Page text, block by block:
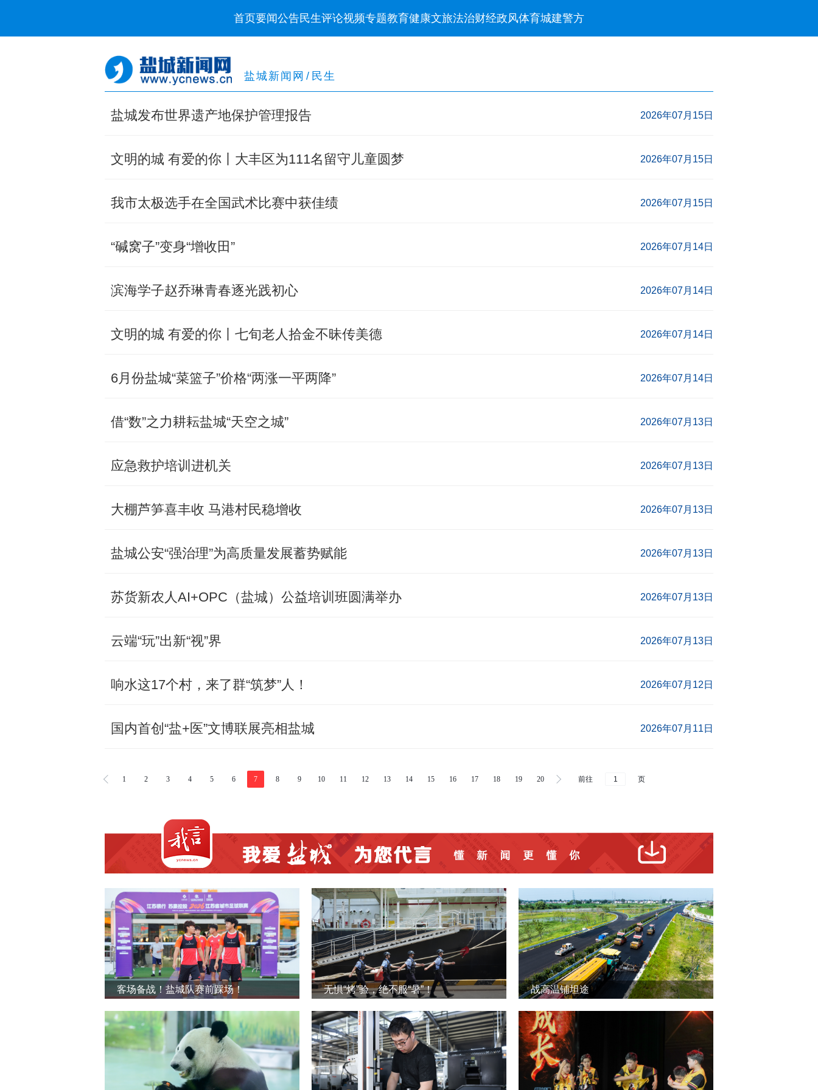
首页要闻公告民生评论视频专题教育健康文旅法治财经政风体育城建警方
盐城新闻网 / 民生
盐城发布世界遗产地保护管理报告 2026年07月15日
文明的城 有爱的你丨大丰区为111名留守儿童圆梦 2026年07月15日
我市太极选手在全国武术比赛中获佳绩 2026年07月15日
“碱窝子”变身“增收田” 2026年07月14日
​滨海学子赵乔琳青春逐光践初心 2026年07月14日
文明的城 有爱的你丨七旬老人拾金不昧传美德 2026年07月14日
6月份盐城“菜篮子”价格“两涨一平两降” 2026年07月14日
借“数”之力耕耘盐城“天空之城” 2026年07月13日
应急救护培训进机关 2026年07月13日
大棚芦笋喜丰收 马港村民稳增收 2026年07月13日
盐城公安“强治理”为高质量发展蓄势赋能 2026年07月13日
苏货新农人AI+OPC（盐城）公益培训班圆满举办 2026年07月13日
云端“玩”出新“视”界 2026年07月13日
响水这17个村，来了群“筑梦”人！ 2026年07月12日
国内首创“盐+医”文博联展亮相盐城 2026年07月11日
1 2 3 4 5 6 7 8 9 10 11 12 13 14 15 16 17 18 19 20 前往 页
客场备战！盐城队赛前踩场！ 无惧“烤”验，绝不服“暑”！ 战高温铺坦途